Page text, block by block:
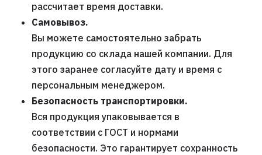
рассчитает время доставки.
Самовывоз.
Вы можете самостоятельно забрать
продукцию со склада нашей компании. Для
этого заранее согласуйте дату и время с
персональным менеджером.
Безопасность транспортировки.
Вся продукция упаковывается в
соответствии с ГОСТ и нормами
безопасности. Это гарантирует сохранность